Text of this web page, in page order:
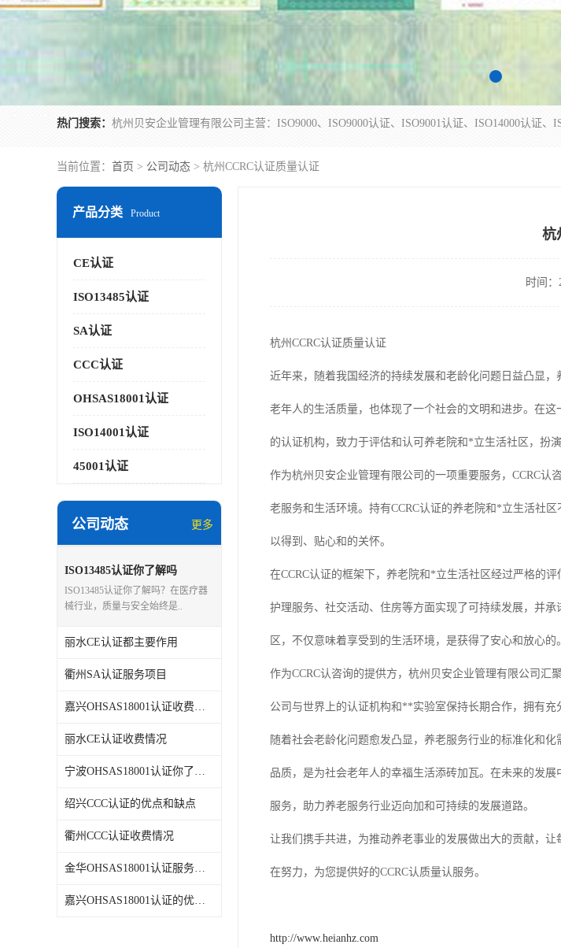
热门搜索：
当前位置： 首页 > 公司动态 > 杭州CCRC认证质量认证
产品分类 Product
CE认证
ISO13485认证
SA认证
CCC认证
OHSAS18001认证
ISO14001认证
45001认证
公司动态 更多
ISO13485认证你了解吗
ISO13485认证你了解吗？在医疗器
械行业，质量与安全始终是..
丽水CE认证都主要作用
衢州SA认证服务项目
嘉兴OHSAS18001认证收费情况
丽水CE认证收费情况
宁波OHSAS18001认证你了解吗
绍兴CCC认证的优点和缺点
衢州CCC认证收费情况
金华OHSAS18001认证服务项目
嘉兴OHSAS18001认证的优点和缺点
杭
时间：
杭州CCRC认证质量认证
近年来，随着我国经济的持续发展和老龄化问题日益凸显
老年人的生活质量，也体现了一个社会的文明和进步。在这
的认证机构，致力于评估和认可养老院和*立生活社区，扮
作为杭州贝安企业管理有限公司的一项重要服务，CCRC
老服务和生活环境。持有CCRC认证的养老院和*立生活社
以得到、贴心和的关怀。
在CCRC认证的框架下，养老院和*立生活社区经过严格的
护理服务、社交活动、住房等方面实现了可持续发展，并
区，不仅意味着享受到的生活环境，是获得了安心和放心的。
作为CCRC认咨询的提供方，杭州贝安企业管理有限公司汇
公司与世界上的认证机构和**实验室保持长期合作，拥有充
随着社会老龄化问题愈发凸显，养老服务行业的标准化和
品质，是为社会老年人的幸福生活添砖加瓦。在未来的发
服务，助力养老服务行业迈向加和可持续的发展道路。
让我们携手共进，为推动养老事业的发展做出大的贡献，
在努力，为您提供好的CCRC认质量认服务。
http://www.heianhz.com